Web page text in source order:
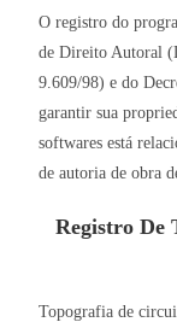
O registro do
de Direito Autoral
9.609/98) e do
garantir sua
softwares está
de autoria de obra
Registro De
Topografia de